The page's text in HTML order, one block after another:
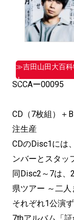
≫吉田山田大百科
ト
SCCAー00095
CD（7枚組）＋
注生産
CDのDisc1には
ンバーとスタッ
同Disc2～7は、
県ツアー ～二人
それぞれ1公演
7thアルバム「証